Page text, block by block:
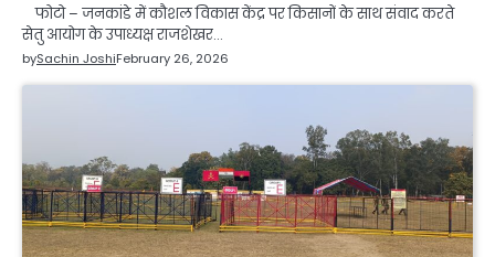
फोटो – जनकांडे में कौशल विकास केंद्र पर किसानों के साथ संवाद करते
सेतु आयोग के उपाध्यक्ष राजशेखर…
bySachin JoshiFebruary 26, 2026